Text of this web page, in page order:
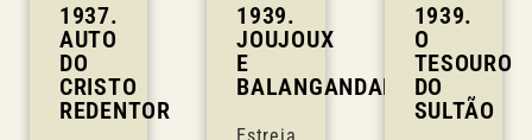
1937.
AUTO
DO
CRISTO
REDENTOR
1939.
JOUJOUX
E
BALANGANDANS
1939.
O
TESOURO
DO
SULTÃO